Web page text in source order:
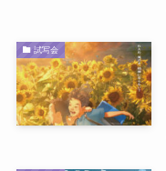
試写会